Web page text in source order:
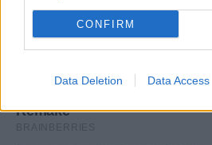
CONFIRM
Data Deletion Data Access